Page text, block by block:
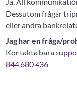
Dessutom frågar
eller andra
Jag har en fråga/
Kontakta bara
844 680 436